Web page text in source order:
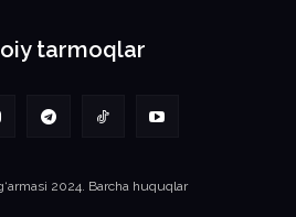
tarmoqlar
2024. Barcha huquqlar